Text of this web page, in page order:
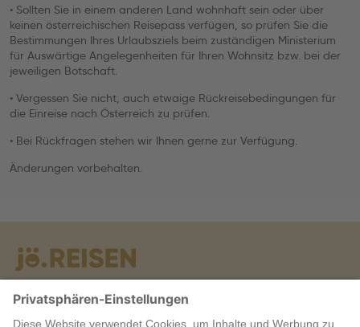
• Sollten Sie in einem anderen Land wohnhaft sein oder über
keinen österreichischen Reisepass verfügen, so prüfen Sie die
Bestimmungen Ihres Urlaubsziels beim zuständigen Ministerium
für Auswärtige Angelegenheiten für Ihren Wohnsitz bzw. bei der
jeweiligen Botschaft.
• Vergessen Sie nicht, auch etwaige Rückreisebedingungen für
die Einreise nach Österreich zu prüfen.
• Bei Rückfragen stehen wir Ihnen gerne zur Verfügung.
Änderungen vorbehalten.
Warum jö?